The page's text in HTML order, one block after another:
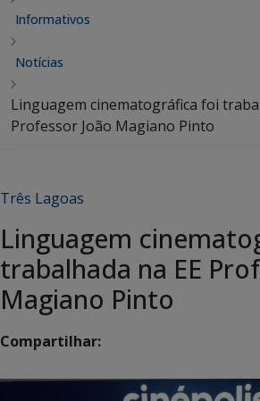
Informativos
Notícias
Linguagem cinematográfica foi
Professor João Magiano Pinto
Três Lagoas
Linguagem
trabalhada na EE
Magiano Pinto
Compartilhar: